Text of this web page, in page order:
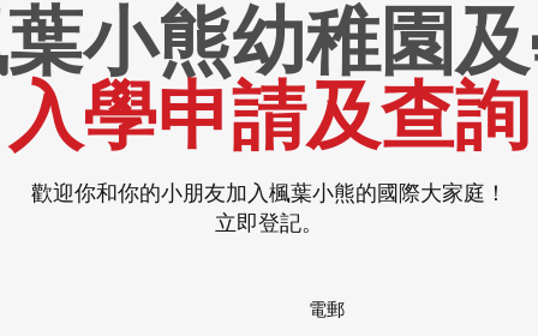
小熊幼稚園
入學申請及查詢
歡迎你和你的小朋友加入楓葉小熊的國際大家庭！
立即登記。